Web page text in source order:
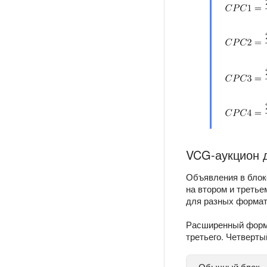
VCG-
Объявления в
на втором и
для разных
Расширенный
третьего.